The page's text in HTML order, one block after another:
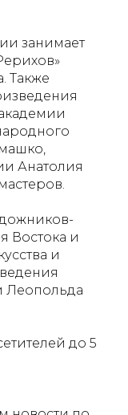
занимает
Также
Анатолия
Востока и
и
Леопольда
до 5